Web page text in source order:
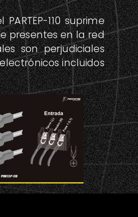
110 suprime
presentes en la red
son perjudiciales
incluidos
HP
de conexión (PDF)